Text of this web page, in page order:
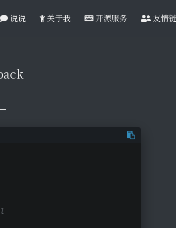
说说 关于我 开源服务 友情